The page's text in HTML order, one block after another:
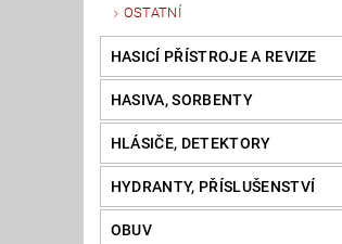
OSTATNÍ
HASICÍ PŘÍSTROJE A REVIZE
HASIVA, SORBENTY
HLÁSIČE, DETEKTORY
HYDRANTY, PŘÍSLUŠENSTVÍ
OBUV